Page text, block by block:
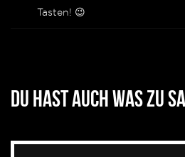
Tasten! 😉
Du hast auch was zu